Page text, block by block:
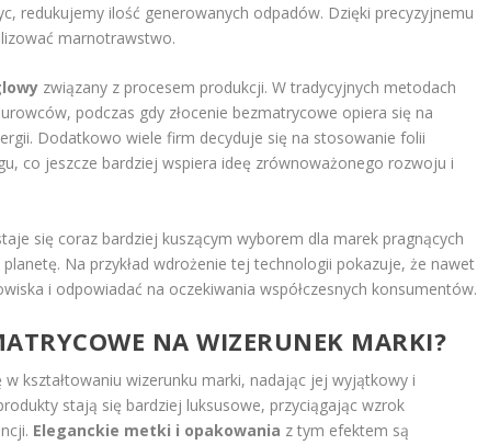
redukujemy ilość generowanych odpadów. Dzięki precyzyjnemu
marnotrawstwo.
związany z procesem produkcji. W tradycyjnych metodach
podczas gdy złocenie bezmatrycowe opiera się na
Dodatkowo wiele firm decyduje się na stosowanie folii
co jeszcze bardziej wspiera ideę zrównoważonego rozwoju i
się coraz bardziej kuszącym wyborem dla marek pragnących
Na przykład wdrożenie tej technologii pokazuje, że nawet
i odpowiadać na oczekiwania współczesnych konsumentów.
NA WIZERUNEK MARKI?
kształtowaniu wizerunku marki, nadając jej wyjątkowy i
stają się bardziej luksusowe, przyciągając wzrok
Eleganckie metki i opakowania z tym efektem są